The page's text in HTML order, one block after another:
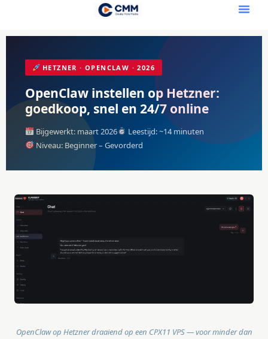
HETZNER · OPENCLAW · 2026
OpenClaw instellen op Hetzner:
goedkoop, snel en 24/7 online
Bijgewerkt: maart 2026
Leestijd: ~14 minuten
Niveau: Beginner – Gevorderd
OpenClaw op Hetzner draaiend op een CPX11 VPS — voor minder dan